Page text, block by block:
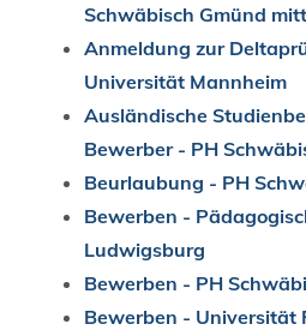
Schwäbisch Gmünd
Anmeldung zur
Universität Mannheim
Ausländische
Bewerber - PH
Beurlaubung - PH
Bewerben -
Ludwigsburg
Bewerben - PH
Bewerben - Universität